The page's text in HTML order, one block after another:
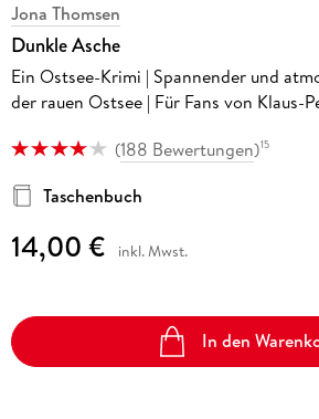
Jona Thomsen
Dunkle Asche
Ein Ostsee-Krimi | Spannender und
der rauen Ostsee | Für Fans von Klaus-
(188 Bewertungen)15
Taschenbuch
14,00 € inkl. Mwst.
In den